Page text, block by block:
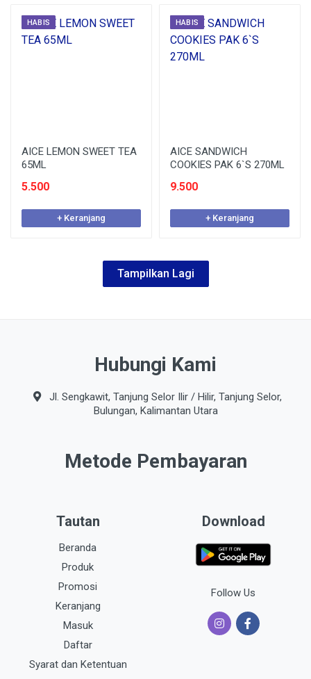
HABIS
AICE LEMON SWEET TEA
65ML
5.500
+ Keranjang
HABIS
AICE SANDWICH
COOKIES PAK 6`S 270ML
9.500
+ Keranjang
Tampilkan Lagi
Hubungi Kami
Jl. Sengkawit, Tanjung Selor Ilir / Hilir, Tanjung Selor,
Bulungan, Kalimantan Utara
Metode Pembayaran
Tautan
Beranda
Produk
Promosi
Keranjang
Masuk
Daftar
Syarat dan Ketentuan
Download
Follow Us